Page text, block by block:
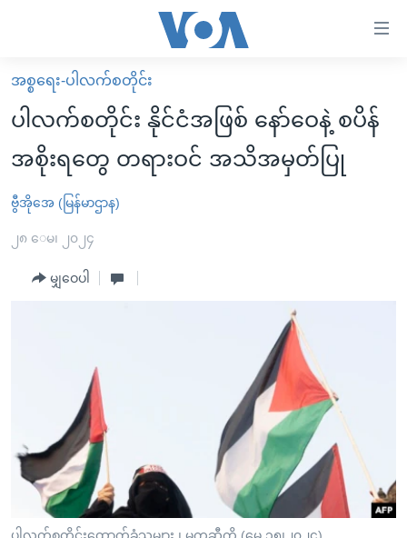
လွယ်ကူ
စေ
သည့်
များ
ပင်မ
စာမျက်နှာ
ကြည့်
မူလစာမျက်နှာ
မြန်မာ
ကမ္ဘာ့သတင်းများ
နိုင်ငံတကာ
အစ္စရေး-ပါလက်စတိုင်း
ဗွီဒီယို
အင်္ဂလိပ်စာလေ့လာမယ်
ရုပ်ရှင်ထဲက အင်္ဂလိပ်စာ
သုတပဒေသာ အင်္ဂလိပ်စာ
ရေဒီယို/တီဗွီအစီအစဉ်
Learning English
ဗွီအိုအေ လူမှုကွန်ယက်များ
အစ္စရေး-ပါလက်စတိုင်း
ပါလက်စတိုင်း နိုင်ငံအဖြစ် နော်ဝေနဲ့ စပိန်
အစိုးရတွေ တရားဝင် အသိအမှတ်ပြု
ဗွီအိုအေ (မြန်မာဌာန)
၂၈ ေမ၊ ၂၀၂၄
မျှဝေပါ
ပါလက်စတိုင်းထောက်ခံသူများ ၊ မက္ကဆီကို (မေ ၁၅၊၂၀၂၄)